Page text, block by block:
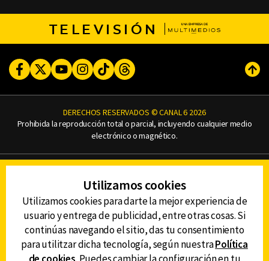
TELEVISIÓN
FacebookTwitterYoutubeInstagram
TikTokThreads
DERECHOS RESERVADOS © CANAL 6 2026
Prohibida la reproducción total o parcial, incluyendo cualquier medio
electrónico o magnético.
AVISO DE PRIVACIDAD
AVISO LEGAL
DEFENSORÍA DE LAS AUDIENCIAS
Utilizamos cookies
Utilizamos cookies para darte la mejor experiencia de
usuario y entrega de publicidad, entre otras cosas. Si
continúas navegando el sitio, das tu consentimiento
para utilitzar dicha tecnología, según nuestraPolítica